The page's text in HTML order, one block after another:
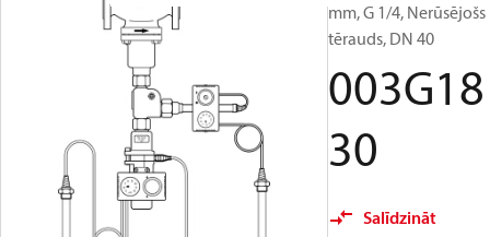
mm, G 1/4, Nerūsējošs
tērauds, DN 40
003G18
30
Salīdzināt